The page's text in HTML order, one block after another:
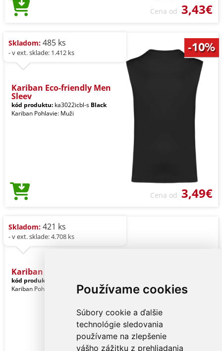
Používame cookies
Súbory cookie a ďalšie
technológie sledovania
používame na zlepšenie
vášho zážitku z prehliadania
Cena od 3,43€
Skladom: 485 ks
- v ext. sklade: 1.412 ks
Kariban Eco-friendly Men
Sleev
kód produktu: ka3022icbl-s Black
Kariban Pohlavie: Muži
Cena od 3,49€
Skladom: 421 ks
- v ext. sklade: 4.708 ks
Kariban Men's Boxer Short
kód produktu:
Kariban Pohlavie: Muži